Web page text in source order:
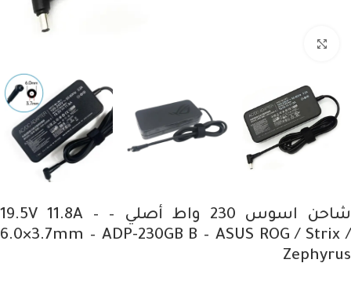
شاحن اسوس 230 واط أصلي – 19.5V 11.8A –
6.0×3.7mm – ADP-230GB B – ASUS ROG / Strix /
Zephyrus